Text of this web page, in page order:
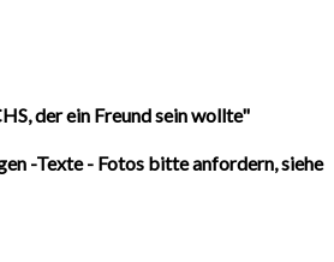
der ein Freund sein wollte"
-Texte - Fotos bitte anfordern, siehe